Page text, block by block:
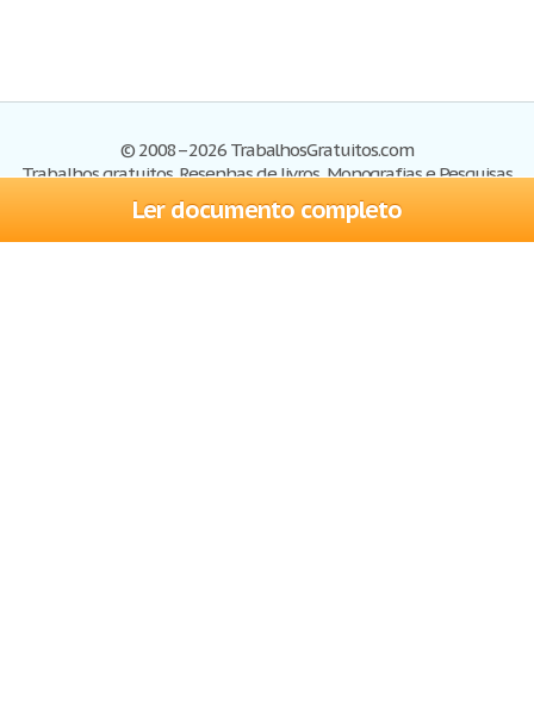
Ler documento completo
© 2008–2026 TrabalhosGratuitos.com
Trabalhos gratuitos, Resenhas de livros, Monografias e Pesquisas